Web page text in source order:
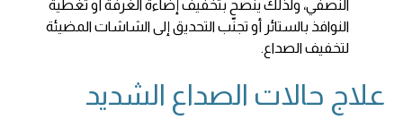
النصفي، ولذلك ينصح بتخفيف إضاءة الغرفة أو تغطية
النوافذ بالستائر أو تجنّب التحديق إلى الشاشات المضيئة
لتخفيف الصداع.
علاج حالات الصداع الشديد